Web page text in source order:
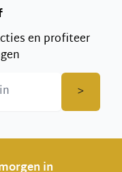
en profiteer
>